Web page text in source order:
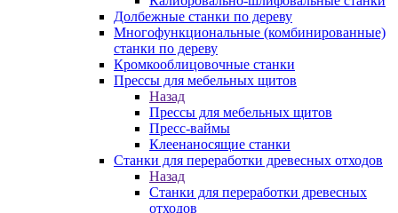
Долбежные станки по дереву
Многофункциональные (комбинированные)
станки по дереву
Кромкооблицовочные станки
Прессы для мебельных щитов
Назад
Прессы для мебельных щитов
Пресс-ваймы
Клеенаносящие станки
Станки для переработки древесных отходов
Назад
Станки для переработки древесных
отходов